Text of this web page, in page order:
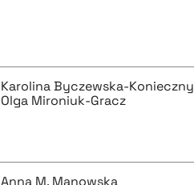
Karolina Byczewska-Konieczny
Olga Mironiuk-Gracz
Anna M. Manowska